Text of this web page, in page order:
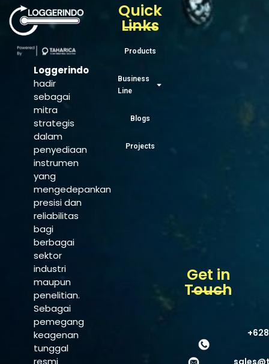
Loggerindo
hadir
sebagai
mitra
strategis
dalam
penyediaan
instrumen
yang
mengedepankan
presisi dan
reliabilitas
bagi
berbagai
sektor
industri
maupun
penelitian.
Sebagai
pemegang
keagenan
tunggal
resmi
Quick
Links
Products
Business
Line
Blogs
Projects
Get in
Touch